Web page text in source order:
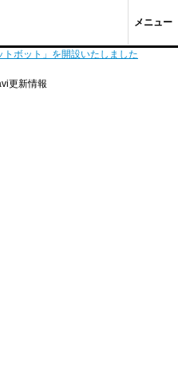
メニュー
ボット」を開設いたしました
更新情報